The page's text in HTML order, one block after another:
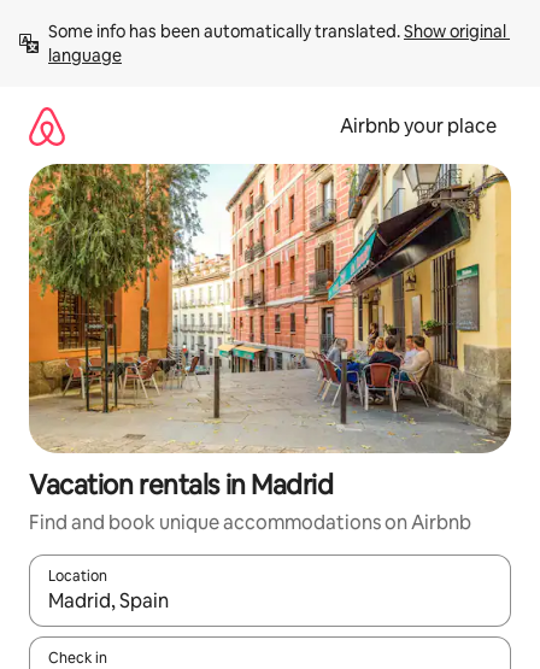
content
Some info has been automatically translated. Show original
language
Airbnb your place
Vacation rentals in Madrid
Find and book unique accommodations on Airbnb
Location
When results are available, navigate with up and down arrow
Check in